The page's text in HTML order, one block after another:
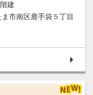
建
市南区鹿手袋５丁目